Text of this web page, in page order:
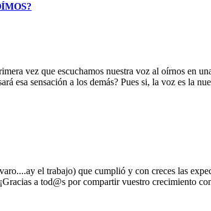
vez que escuchamos nuestra voz al oírnos en
esa sensación a los demás? Pues si, la voz es la
el trabajo) que cumplió y con creces las
a tod@s por compartir vuestro